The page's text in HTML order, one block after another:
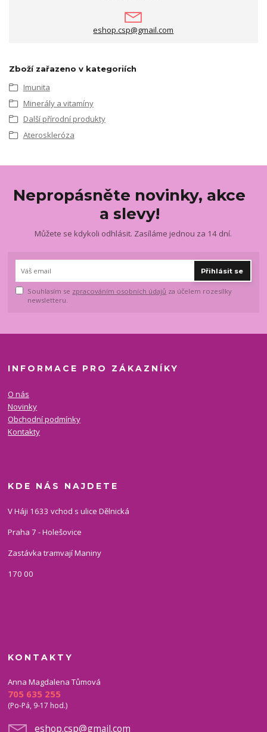
eshop.csp@gmail.com
Zboží zařazeno v kategoriích
Imunita
Minerály a vitamíny
Další přírodní produkty
Ateroskleróza
Nepropásněte novinky, akce
a slevy!
Můžete se kdykoli odhlásit. Zasíláme jednou za 14 dní.
Přihlásit se
Souhlasím se zpracováním osobních údajů za účelem rozesílky
newsletteru.
INFORMACE PRO ZÁKAZNÍKY
O nás
Novinky
Obchodní podmínky
Kontakty
KDE NÁS NAJDETE
V Háji 1633 vchod s ulice Dělnická
Praha 7 - Holešovice
Zastávka tramvají Maniny
170 00
KONTAKTY
Anna Magdalena Tůmová
705 635 255
(Po-Pá, 9-17 hod.)
eshop.csp@gmail.com